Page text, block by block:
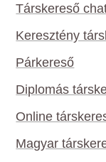
Társkereső
Keresztény
Párkereső
Diplomás
Online
Magyar